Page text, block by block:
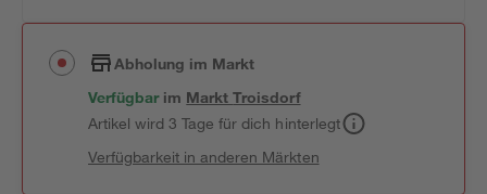
Abholung im Markt
Verfügbar im MarktTroisdorf
Artikel wird 3 Tage für dich hinterlegt
Verfügbarkeit in anderen Märkten